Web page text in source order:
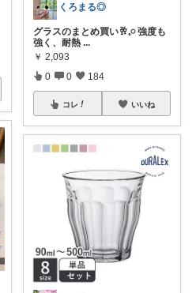
くろまる◎
グラスのまとめ買い🥂𓈒𓏸 強度も
強く、耐熱 ...
￥ 2,093
0 0 184
コレ いいね